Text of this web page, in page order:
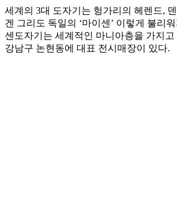
세계의 3대 도자기는 헝가리의 헤렌드,
겐 그리도 독일의 ‘마이센’ 이렇게 불리
센도자기는 세계적인 마니아층을 가지
강남구 논현동에 대표 전시매장이 있다.